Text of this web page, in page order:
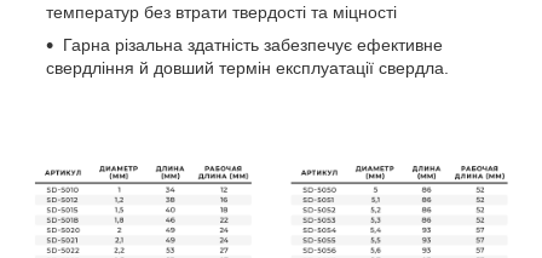
температур без втрати твердості та міцності
Гарна різальна здатність забезпечує ефективне
свердління й довший термін експлуатації свердла.